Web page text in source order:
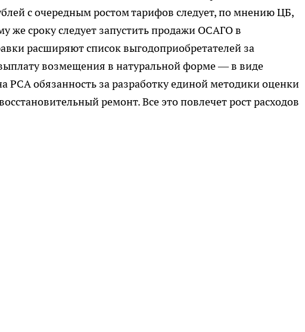
с очередным ростом тарифов следует, по мнению ЦБ,
же сроку следует запустить продажи ОСАГО в
расширяют список выгодоприобретателей за
возмещения в натуральной форме — в виде
РСА обязанность за разработку единой методики оценки
ремонт. Все это повлечет рост расходов